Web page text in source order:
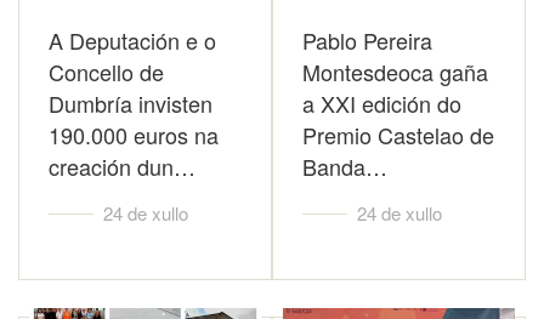
A Deputación e o
Concello de
Dumbría invisten
190.000 euros na
creación dun…
24 de xullo
Pablo Pereira
Montesdeoca gaña
a XXI edición do
Premio Castelao de
Banda…
24 de xullo